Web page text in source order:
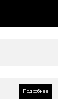
Подробнее